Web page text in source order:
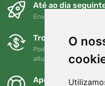
O
Até ao dia
Envio gratuito para
Trocas e
Pode devolver ou trocar
altura no prazo de 90
Apoiamos a